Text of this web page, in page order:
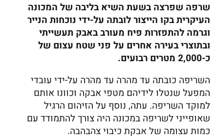
שרפה שפרצה בשעת השיא בליבה של המכונה
העיקרית בקו הייצור לובתה על-ידי נוכחות הנייר
וגרמה להתפזרות פיח מעורב באבק תעשייתי
ובתוצרי בעירה אחרים על פני שטח עצום של
כ-2,000 מטרים רבועים.
השריפה כובתה עד מהרה עד מהרה על-ידי עובדי
המפעל שנטלו לידיהם מטפי אבקה וכוונו אותם
למוקד השריפה. עתה, נוסף על הזיהום הרגיל
שאופייני לשריפה במכונה היה צורך להתמודד עם
כמות עצומה של אבקת כיבוי צהבהבה.